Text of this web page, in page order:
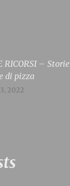
RICORSI – Storie
di pizza
2022